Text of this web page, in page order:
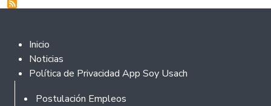
Footer 2
Inicio
Noticias
Política de Privacidad App Soy Usach
Rodapé
Postulación Empleos